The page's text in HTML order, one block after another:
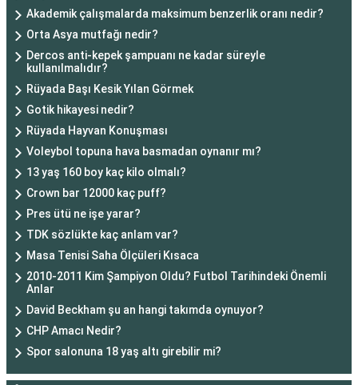
Akademik çalışmalarda maksimum benzerlik oranı nedir?
Orta Asya mutfağı nedir?
Dercos anti-kepek şampuanı ne kadar süreyle
kullanılmalıdır?
Rüyada Başı Kesik Yılan Görmek
Gotik hikayesi nedir?
Rüyada Hayvan Konuşması
Voleybol topuna hava basmadan oynanır mı?
13 yaş 160 boy kaç kilo olmalı?
Crown bar 12000 kaç puff?
Pres ütü ne işe yarar?
TDK sözlükte kaç anlam var?
Masa Tenisi Saha Ölçüleri Kısaca
2010-2011 Kim Şampiyon Oldu? Futbol Tarihindeki Önemli
Anlar
David Beckham şu an hangi takımda oynuyor?
CHP Amacı Nedir?
Spor salonuna 18 yaş altı girebilir mi?